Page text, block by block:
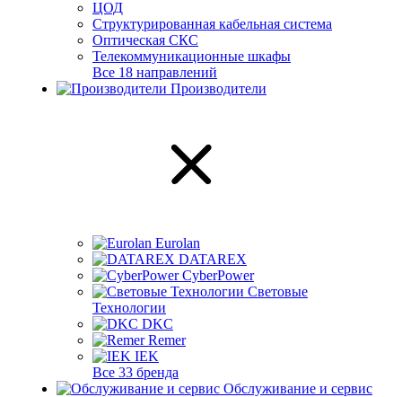
ЦОД
Структурированная кабельная система
Оптическая СКС
Телекоммуникационные шкафы
Все 18 направлений
Производители
Eurolan
DATAREX
CyberPower
Световые
Технологии
DKC
Remer
IEK
Все 33 бренда
Обслуживание и сервис